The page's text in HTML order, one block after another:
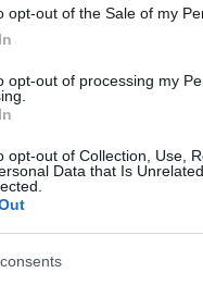
opt-out of the Sale of my
opt-out of processing my
opt-out of Collection, Use,
Data that Is
πελατών της
μετάβαση
τεχνολογίες
στην ταχύτατη
δεδομένων
Microsoft Azure